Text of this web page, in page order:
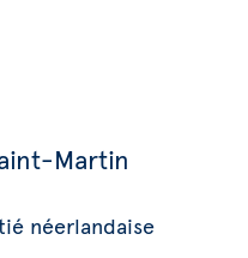
Martin
néerlandaise